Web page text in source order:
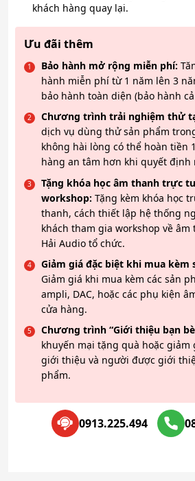
khách hàng quay lại.
Ưu đãi thêm
Bảo hành mở rộng miễn phí:
hành miễn phí từ 1 năm lên 3
bảo hành toàn diện (bảo hành
Chương trình trải nghiệm thử
dịch vụ dùng thử sản phẩm
không hài lòng có thể hoàn tiền
hàng an tâm hơn khi quyết định
Tặng khóa học âm thanh trực
workshop: Tặng kèm khóa học
thanh, cách thiết lập hệ thống
khách tham gia workshop về âm
Hải Audio tổ chức.
Giảm giá đặc biệt khi mua kèm
Giảm giá khi mua kèm các sản
ampli, DAC, hoặc các phụ kiện
cửa hàng.
Chương trình “Giới thiệu bạn
khuyến mại tặng quà hoặc giảm
giới thiệu và người được giới
phẩm.
0913.225.494